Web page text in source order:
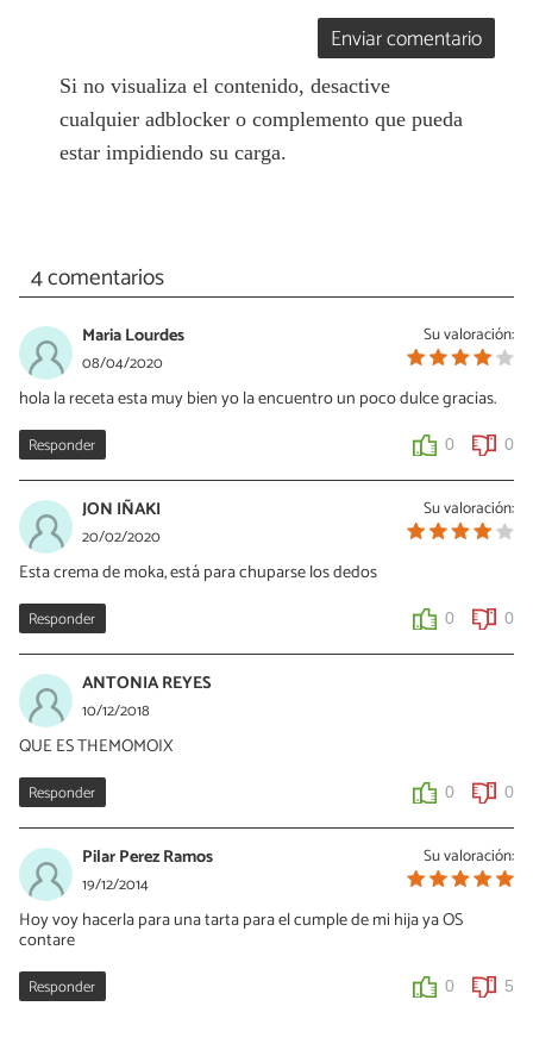
Enviar comentario
Si no visualiza el contenido, desactive
cualquier adblocker o complemento que pueda
estar impidiendo su carga.
4 comentarios
Su valoración:
Maria Lourdes
08/04/2020
hola la receta esta muy bien yo la encuentro un poco dulce gracias.
Responder 0 0
Su valoración:
JON IÑAKI
20/02/2020
Esta crema de moka, está para chuparse los dedos
Responder 0 0
ANTONIA REYES
10/12/2018
QUE ES THEMOMOIX
Responder 0 0
Su valoración:
Pilar Perez Ramos
19/12/2014
Hoy voy hacerla para una tarta para el cumple de mi hija ya OS
contare
Responder 0 5